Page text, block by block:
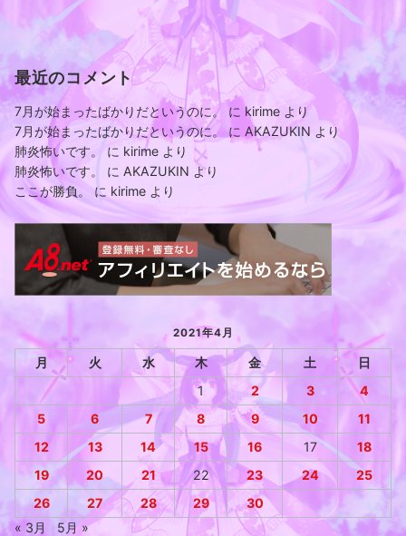
最近のコメント
7月が始まったばかりだというのに。 に kirime より
7月が始まったばかりだというのに。 に AKAZUKIN より
肺炎怖いです。 に kirime より
肺炎怖いです。
に AKAZUKIN より
ここが勝負。
に kirime より
2021年4月
月 火 水 木 金 土
日
1
2 3
4
5
6 7 8 9 10
11
12
13 14 15 16 17
18
19
20 21 22 23 24
25
26
27 28 29
30
« 3月
5月 »